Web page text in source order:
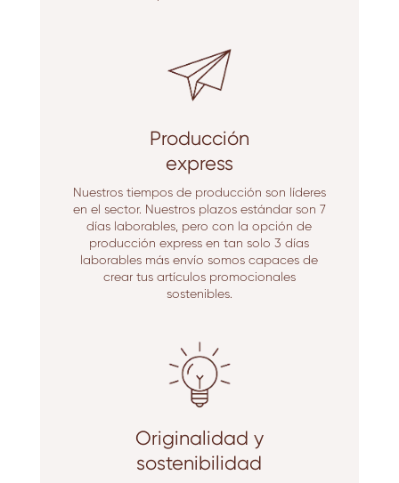
Producción
express
Nuestros tiempos de producción son líderes
en el sector. Nuestros plazos estándar son 7
días laborables, pero con la opción de
producción express en tan solo 3 días
laborables más envío somos capaces de
crear tus artículos promocionales
sostenibles.
Originalidad y
sostenibilidad